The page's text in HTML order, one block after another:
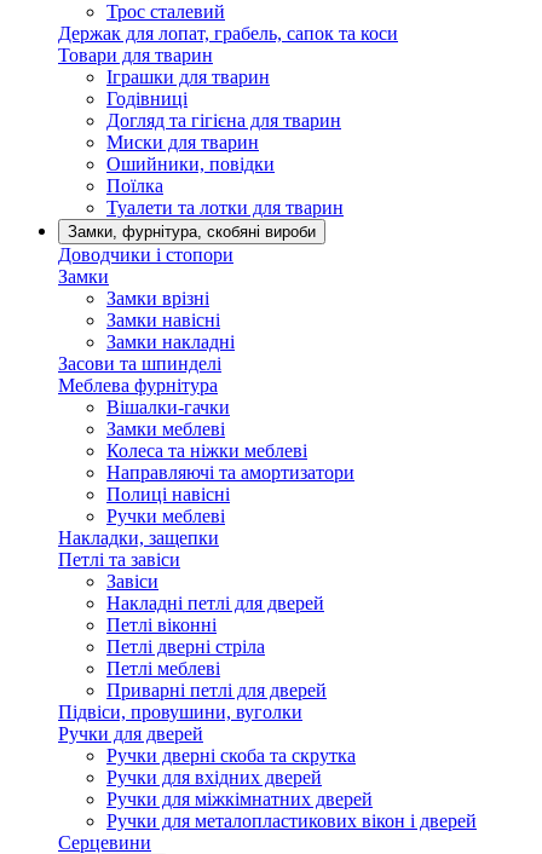
Трос сталевий
Держак для лопат, грабель, сапок та коси
Товари для тварин
Іграшки для тварин
Годівниці
Догляд та гігієна для тварин
Миски для тварин
Ошийники, повідки
Поїлка
Туалети та лотки для тварин
Замки, фурнітура, скобяні вироби
Доводчики і стопори
Замки
Замки врізні
Замки навісні
Замки накладні
Засови та шпинделі
Меблева фурнітура
Вішалки-гачки
Замки меблеві
Колеса та ніжки меблеві
Направляючі та амортизатори
Полиці навісні
Ручки меблеві
Накладки, защепки
Петлі та завіси
Завіси
Накладні петлі для дверей
Петлі віконні
Петлі дверні стріла
Петлі меблеві
Приварні петлі для дверей
Підвіси, провушини, вуголки
Ручки для дверей
Ручки дверні скоба та скрутка
Ручки для вхідних дверей
Ручки для міжкімнатних дверей
Ручки для металопластикових вікон і дверей
Серцевини